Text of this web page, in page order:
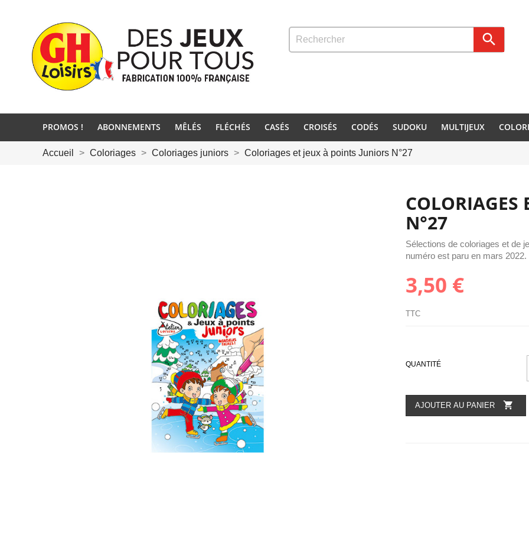

PROMOS ! ABONNEMENTS MÊLÉS FLÉCHÉS CASÉS CROISÉS CODÉS SUDOKU MULTIJEUX
Accueil Coloriages Coloriages juniors Coloriages et jeux à points Juniors N°27
COLORIAGES
N°27
Sélections de coloriages et de
numéro est paru en mars 2022.
3,50 €
TTC
QUANTITÉ
AJOUTER AU PANIER 